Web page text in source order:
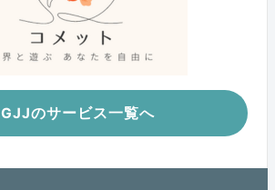
GJJのサービス一覧へ